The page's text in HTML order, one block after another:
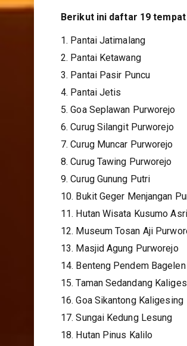
Berikut ini daftar 19
1. Pantai Jatimalang
2. Pantai Ketawang
3. Pantai Pasir Puncu
4. Pantai Jetis
5. Goa Seplawan Purworejo
6. Curug Silangit Purworejo
7. Curug Muncar Purworejo
8. Curug Tawing Purworejo
9. Curug Gunung Putri
10. Bukit Geger Menjangan
11. Hutan Wisata Kusumo
12. Museum Tosan Aji
13. Masjid Agung Purworejo
14. Benteng Pendem Bagelen
15. Taman Sedandang
16. Goa Sikantong Kaligesing
17. Sungai Kedung Lesung
18. Hutan Pinus Kalilo